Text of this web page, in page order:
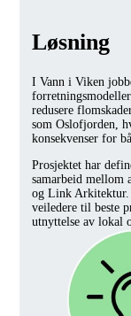
Løsning
I Vann i Viken
redusere
som Oslofjorden,
konsekvenser for
Prosjektet har
samarbeid mellom
og Link Arkitektur.
veiledere til beste
utnyttelse av lokal